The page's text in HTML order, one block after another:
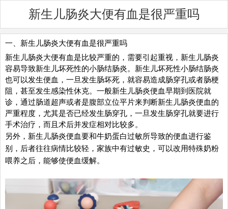
新生儿肠炎大便有血是很严重吗
一、新生儿肠炎大便有血是很严重吗
新生儿肠炎大便有血是比较严重的，需要引起重视，新生儿肠炎
容易导致新生儿坏死性的小肠结肠炎。新生儿坏死性小肠结肠炎
也可以发生便血，一旦发生肠坏死，就容易造成肠穿孔或者肠梗
阻，甚至发生感染性休克。一般新生儿肠炎便血早期到医院就
诊，通过肠道超声或者是腹部立位平片来判断新生儿肠炎便血的
严重程度，尤其是否已经发生肠穿孔，一旦发生肠穿孔就要进行
手术治疗，而且术后并发症相对比较多。
另外，新生儿肠炎便血要和牛奶蛋白过敏所导致的便血进行鉴
别，后者往往病情比较轻，家族中有过敏史，可以改用特殊奶粉
喂养之后，能够使便血缓解。